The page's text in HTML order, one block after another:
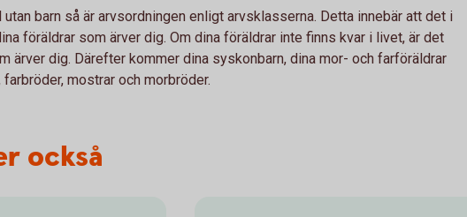
utan barn så är arvsordningen enligt arvsklasserna. Detta innebär att det i
föräldrar som ärver dig. Om dina föräldrar inte finns kvar i livet, är det
ärver dig. Därefter kommer dina syskonbarn, dina mor- och farföräldrar
mostrar och morbröder.
också